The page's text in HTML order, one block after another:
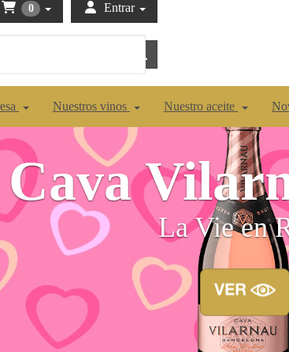
0 Entrar
Nuestros vinos Nuestro aceite
Ànima
Es tiempo de